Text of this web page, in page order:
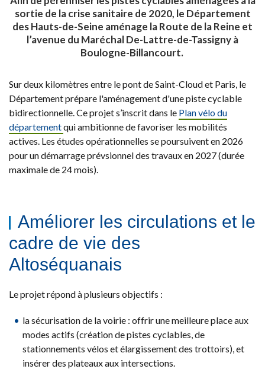
sortie de la crise sanitaire de 2020, le Département
des Hauts-de-Seine aménage la Route de la Reine et
l’avenue du Maréchal De-Lattre-de-Tassigny à
Boulogne-Billancourt.
Sur deux kilomètres entre le pont de Saint-Cloud et Paris, le
Département prépare l'aménagement d'une piste cyclable
bidirectionnelle. Ce projet s’inscrit dans le Plan vélo du
départementqui ambitionne de favoriser les mobilités
actives. Les études opérationnelles se poursuivent en 2026
pour un démarrage prévsionnel des travaux en 2027 (durée
maximale de 24 mois).
Améliorer les circulations et le
cadre de vie des
Altoséquanais
Le projet répond à plusieurs objectifs :
la sécurisation de la voirie : offrir une meilleure place aux
modes actifs (création de pistes cyclables, de
stationnements vélos et élargissement des trottoirs), et
insérer des plateaux aux intersections.